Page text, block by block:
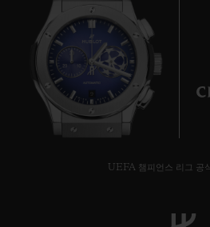
UEFA 챔피언스 리그 공